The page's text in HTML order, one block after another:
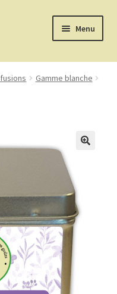
Menu
Gamme blanche